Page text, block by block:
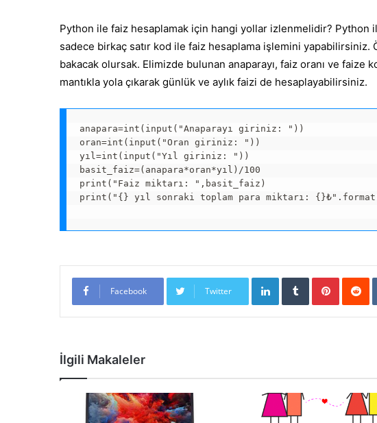
Python ile faiz hesaplamak için hangi yollar izlenmelidir? Python
sadece birkaç satır kod ile faiz hesaplama işlemini yapabilirsiniz.
bakacak olursak. Elimizde bulunan anaparayı, faiz oranı ve faize
mantıkla yola çıkarak günlük ve aylık faizi de hesaplayabilirsiniz.
anapara=int(input("Anaparayı giriniz: "))
oran=int(input("Oran giriniz: "))
yıl=int(input("Yıl giriniz: "))
basit_faiz=(anapara*oran*yıl)/100
print("Faiz miktarı: ",basit_faiz)
print("{} yıl sonraki toplam para miktarı:
Facebook Twitter
LinkedInTumblrPinterest
İlgili Makaleler